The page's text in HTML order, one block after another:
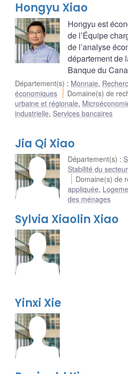
Hongyu Xiao
Hongyu est
de l’Équipe
de l’analyse
département de
Banque du
Département(s) : Monnaie,
économiques
Domaine(s) de
urbaine et régionale,
industrielle, Services bancaires
Jia Qi Xiao
Département(s) :
Stabilité du
Domaine(s) de
appliquée,
des ménages
Sylvia Xiaolin Xiao
Yinxi Xie